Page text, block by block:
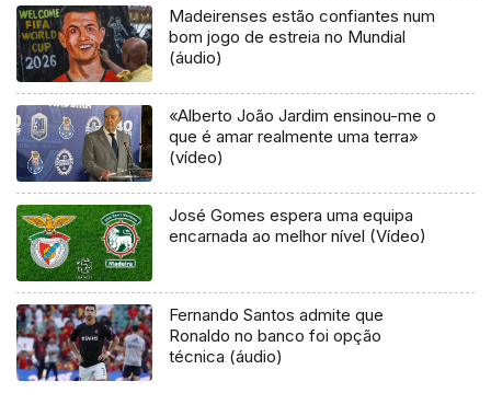
Madeirenses estão confiantes num
bom jogo de estreia no Mundial
(áudio)
«Alberto João Jardim ensinou-me o
que é amar realmente uma terra»
(vídeo)
José Gomes espera uma equipa
encarnada ao melhor nível (Vídeo)
Fernando Santos admite que
Ronaldo no banco foi opção
técnica (áudio)